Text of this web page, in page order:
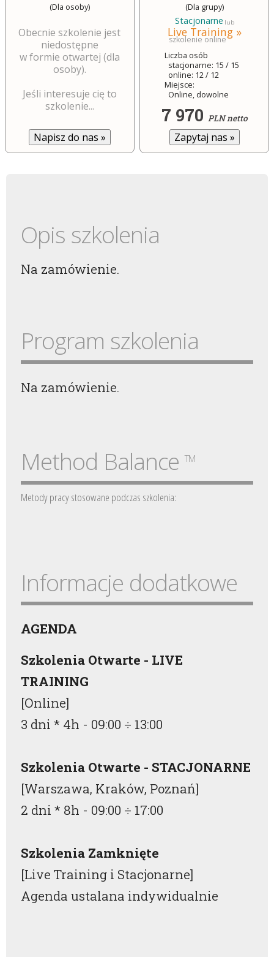
(Dla osoby)
Obecnie szkolenie jest
niedostępne
w formie otwartej (dla
osoby).
Jeśli interesuje cię to
szkolenie...
Napisz do nas »
(Dla grupy)
Stacjonarne lub
Live Training »
szkolenie online
Liczba osób
stacjonarne: 15 / 15
online: 12 / 12
Miejsce:
Online, dowolne
7 970 PLN netto
Zapytaj nas »
Opis szkolenia
Na zamówienie.
Program szkolenia
Na zamówienie.
Method Balance TM
Metody pracy stosowane podczas szkolenia:
Informacje dodatkowe
AGENDA
Szkolenia Otwarte - LIVE
TRAINING
[Online]
3 dni * 4h - 09:00 ÷ 13:00
Szkolenia Otwarte - STACJONARNE
[Warszawa, Kraków, Poznań]
2 dni * 8h - 09:00 ÷ 17:00
Szkolenia Zamknięte
[Live Training i Stacjonarne]
Agenda ustalana indywidualnie